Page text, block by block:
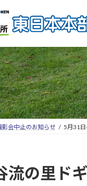
影会中止のお知らせ 5月31日
流の里ド